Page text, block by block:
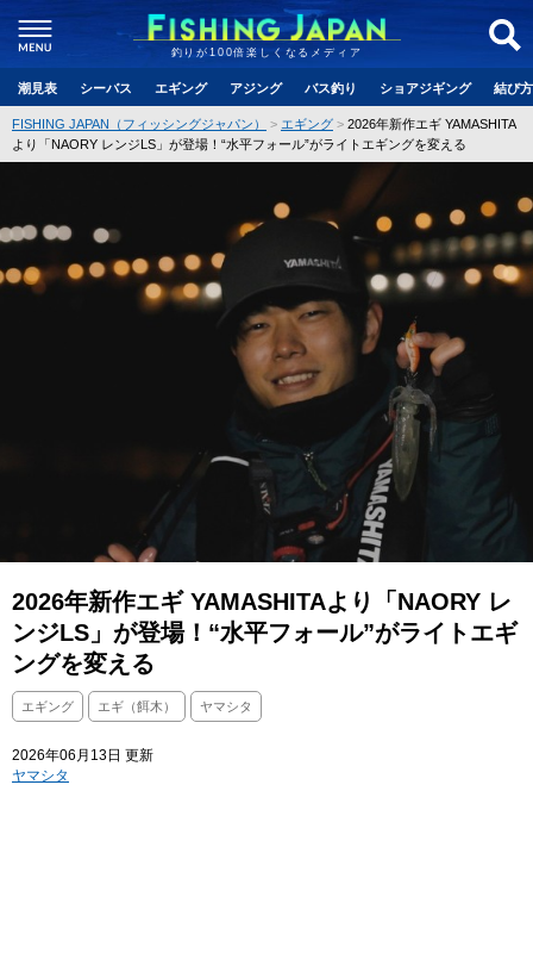
釣りが100倍楽しくなるメディア
潮見表 シーバス エギング アジング バス釣り ショアジギング 結び
FISHING JAPAN（フィッシングジャパン） エギング
2026年新作エギ YAMASHITA
より「NAORY レンジLS」が登場！“水平フォール”がライトエギングを変える
2026年新作エギ YAMASHITAより「NAORY レ
ンジLS」が登場！“水平フォール”がライトエギ
ングを変える
エギング エギ（餌木） ヤマシタ
2026年06月13日 更新
ヤマシタ